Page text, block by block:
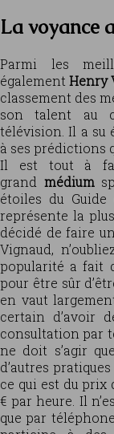
La voyance
Parmi les
égalementHenry
classement des
son talent au
télévision. Il a su
à ses prédictions
Il est tout à
grand médium
étoiles du
représente la
décidé de faire
Vignaud,
popularité a fait
pour être sûr
en vaut
certain d’avoir
consultation par
ne doit s’agir
d’autres
ce qui est du prix
€ par heure. Il
que par